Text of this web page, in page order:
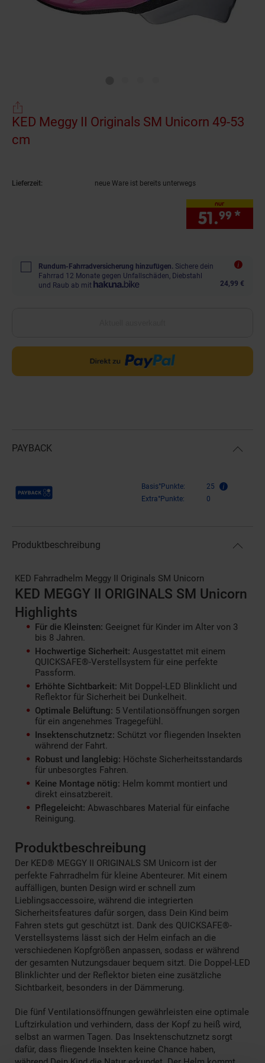
KED Meggy II Originals SM Unicorn 49-53
cm
Lieferzeit: neue Ware ist bereits unterwegs
nur
51.99 *
Rundum-Fahrradversicherung hinzufügen. Sichere dein
Fahrrad 12 Monate gegen Unfallschäden, Diebstahl
und Raub ab mit
24,99 €
PAYBACK
Payback Punkte Basis°Punkte:
25
Extra°Punkte:
0
Produktbeschreibung
KED Fahrradhelm Meggy II Originals SM Unicorn
KED MEGGY II ORIGINALS SM Unicorn
Highlights
Für die Kleinsten: Geeignet für Kinder im Alter von 3
bis 8 Jahren.
Hochwertige Sicherheit: Ausgestattet mit einem
QUICKSAFE®-Verstellsystem für eine perfekte
Passform.
Erhöhte Sichtbarkeit: Mit Doppel-LED Blinklicht und
Reflektor für Sicherheit bei Dunkelheit.
Optimale Belüftung: 5 Ventilationsöffnungen sorgen
für ein angenehmes Tragegefühl.
Insektenschutznetz: Schützt vor fliegenden Insekten
während der Fahrt.
Robust und langlebig: Höchste Sicherheitsstandards
für unbesorgtes Fahren.
Keine Montage nötig: Helm kommt montiert und
direkt einsatzbereit.
Pflegeleicht: Abwaschbares Material für einfache
Reinigung.
Produktbeschreibung
Der KED® MEGGY II ORIGINALS SM Unicorn ist der
perfekte Fahrradhelm für kleine Abenteurer. Mit einem
auffälligen, bunten Design wird er schnell zum
Lieblingsaccessoire, während die integrierten
Sicherheitsfeatures dafür sorgen, dass Dein Kind beim
Fahren stets gut geschützt ist. Dank des QUICKSAFE®-
Verstellsystems lässt sich der Helm einfach an die
verschiedenen Kopfgrößen anpassen, sodass er während
der gesamten Nutzungsdauer bequem sitzt. Die Doppel-LED
Blinklichter und der Reflektor bieten eine zusätzliche
Sichtbarkeit, besonders in der Dämmerung.
Die fünf Ventilationsöffnungen gewährleisten eine optimale
Luftzirkulation und verhindern, dass der Kopf zu heiß wird,
selbst an warmen Tagen. Das Insektenschutznetz sorgt
dafür, dass fliegende Insekten keine Chance haben,